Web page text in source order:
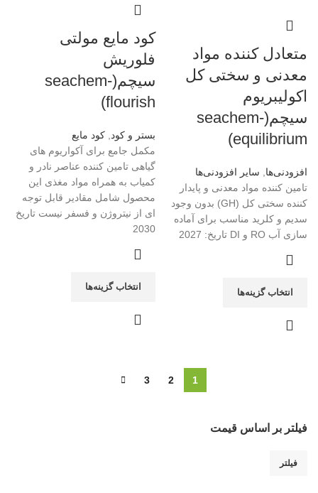
فیلتر بر اساس قیمت
فیلتر
متعادل کننده مواد
معدنی و سختی کل
اکولیبریوم
سیچم(seachem-
equilibrium)
افزودنی‌ها, سایر افزودنی‌ها
تامین کننده مواد معدنی و پایدار
کننده سختی کل (GH) بدون وجود
سدیم و کلرید مناسب برای آماده
سازی آب RO و DI تاریخ: 2027
انتخاب گزینه‌ها
کود مایع مولتی
فلوریش
سیچم(seachem-
flourish)
بستر و کود, کود مایع
مکمل جامع برای آکواریوم های
گیاهی تامین کننده عناصر نادر و
کمیاب به همراه مواد مغذی این
محصول شامل مقادیر قابل توجه
ای از نیتروژن و فسفر نیست تاریخ
2030
انتخاب گزینه‌ها
1
2
3